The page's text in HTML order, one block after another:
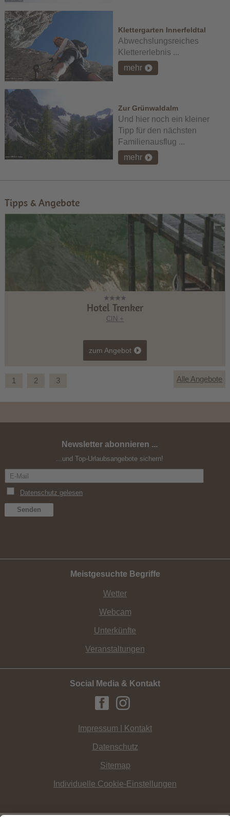
Klettergarten Innerfeldtal
Abwechslungsreiches
Klettererlebnis ...
mehr
Zur Grünwaldalm
Und hier noch ein kleiner
Tipp für den nächsten
Familienausflug ...
mehr
Tipps & Angebote
Hotel Trenker
CIN +
Ferragosto am Pragser Wildsee
zum Angebot
1 2 3 Alle Angebote
Newsletter abonnieren ...
...und Top-Urlaubsangebote sichern!
Meistgesuchte Begriffe
Wetter
Webcam
Unterkünfte
Veranstaltungen
Social Media & Kontakt
Impressum | Kontakt
Datenschutz
Sitemap
Individuelle Cookie-Einstellungen